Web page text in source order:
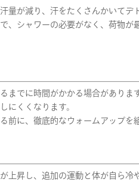
量が減り、汗をたくさんかいて
、シャワーの必要がなく、荷物が
までに時間がかかる場合があります
にくくなります。
前に、徹底的なウォームアップを
上昇し、追加の運動と体が自ら